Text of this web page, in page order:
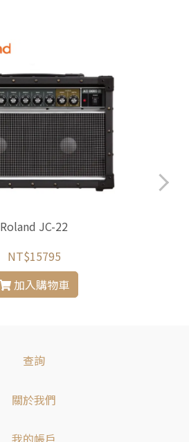
Roland JC-22
NT$15795
加入購物車
查詢
關於我們